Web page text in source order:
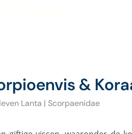
&
Lanta | Scorpaenidae